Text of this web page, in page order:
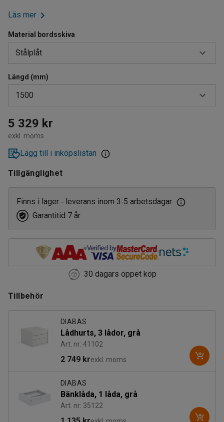
Läs mer
Material bordsskiva
Stålplåt
Ekparkett
Gummi
Härdad board
Högtryckslaminat
Stålplåt
Vinyl
Längd (mm)
1500
1500
2000
2500
5 329 kr
exkl. moms
Lägg till i inköpslistan
Tillgänglighet
Finns i lager ‑ leverans inom 3‑5 arbetsdagar
Garantitid 7 år
30 dagars öppet köp
Tillbehör
DIABAS
Lådhurts, 3 lådor, grå
Art. nr: 41102
2 749 krexkl. moms
DIABAS
Bänklåda, 1 låda, grå
Art. nr: 35122